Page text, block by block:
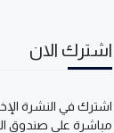
اشترك الان
اشترك في النشرة
مباشرة على صندوق